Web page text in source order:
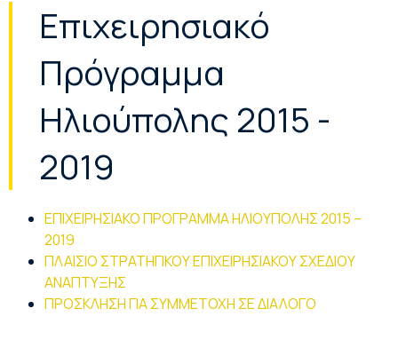
Επιχειρησιακό
Πρόγραμμα
Ηλιούπολης 2015 -
2019
ΕΠΙΧΕΙΡΗΣΙΑΚΟ ΠΡΟΓΡΑΜΜΑ ΗΛΙΟΥΠΟΛΗΣ 2015 –
2019
ΠΛΑΙΣΙΟ ΣΤΡΑΤΗΓΙΚΟΥ ΕΠΙΧΕΙΡΗΣΙΑΚΟΥ ΣΧΕΔΙΟΥ
ΑΝΑΠΤΥΞΗΣ
ΠΡΟΣΚΛΗΣΗ ΓΙΑ ΣΥΜΜΕΤΟΧΗ ΣΕ ΔΙΑΛΟΓΟ